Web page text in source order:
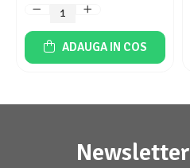
ADAUGA IN COS
Newsletter